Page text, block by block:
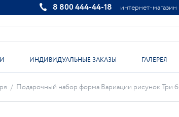
8 800 444-44-18 интернет-магазин
ИНДИВИДУАЛЬНЫЕ ЗАКАЗЫ ГАЛЕРЕЯ
/ Подарочный набор форма Вариации рисунок Три